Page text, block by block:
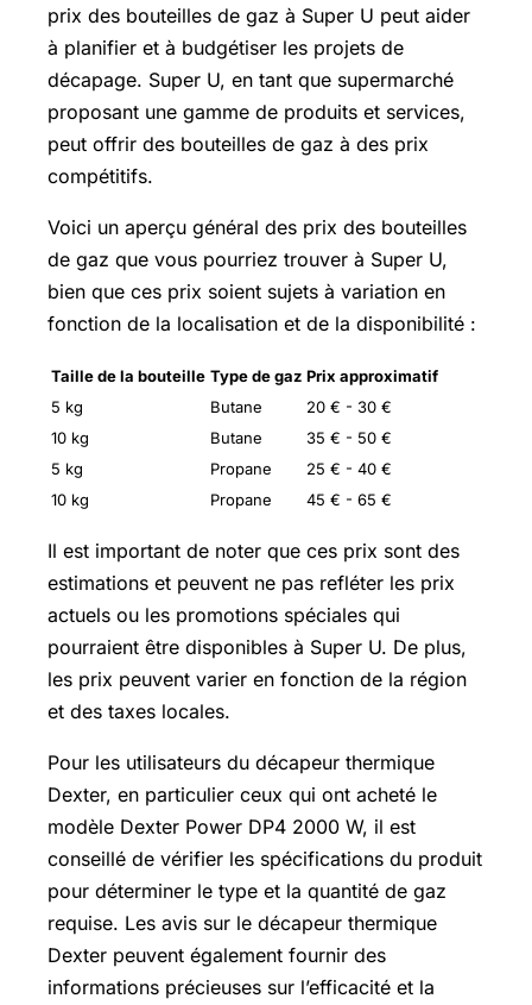
prix des bouteilles de gaz à Super U peut aider
à planifier et à budgétiser les projets de
décapage. Super U, en tant que supermarché
proposant une gamme de produits et services,
peut offrir des bouteilles de gaz à des prix
compétitifs.
Voici un aperçu général des prix des bouteilles
de gaz que vous pourriez trouver à Super U,
bien que ces prix soient sujets à variation en
fonction de la localisation et de la disponibilité :
Taille de la bouteille Type de gaz Prix approximatif
5 kg
Butane
20 € - 30 €
10 kg
Butane
35 € - 50 €
5 kg
Propane
25 € - 40 €
10 kg
Propane 45 € - 65 €
Il est important de noter que ces prix sont des
estimations et peuvent ne pas refléter les prix
actuels ou les promotions spéciales qui
pourraient être disponibles à Super U. De plus,
les prix peuvent varier en fonction de la région
et des taxes locales.
Pour les utilisateurs du décapeur thermique
Dexter, en particulier ceux qui ont acheté le
modèle Dexter Power DP4 2000 W, il est
conseillé de vérifier les spécifications du produit
pour déterminer le type et la quantité de gaz
requise. Les avis sur le décapeur thermique
Dexter peuvent également fournir des
informations précieuses sur l’efficacité et la